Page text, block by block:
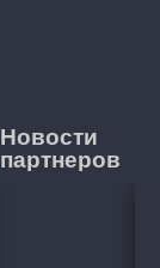
Новости
партнеров